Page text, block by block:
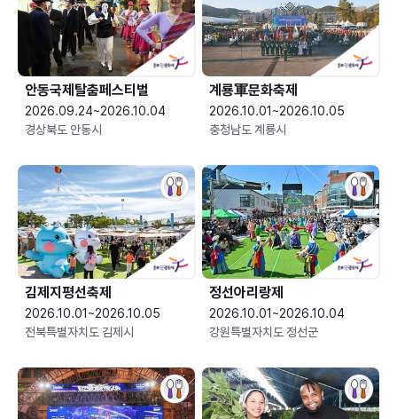
안동국제탈춤페스티벌
2026.09.24~2026.10.04
경상북도 안동시
2026.10.01~2026.10.05
충청남도 계룡시
김제지평선축제
2026.10.01~2026.10.05
전북특별자치도 김제시
정선아리랑제
2026.10.01~2026.10.04
강원특별자치도 정선군